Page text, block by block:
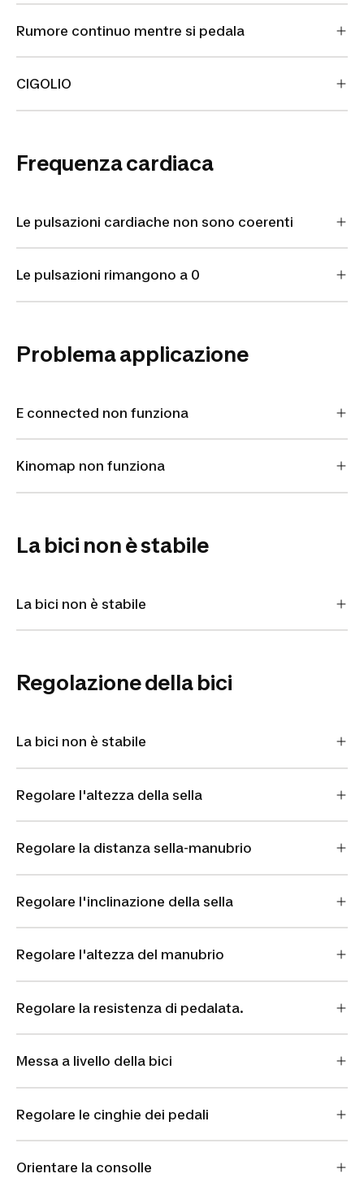
Rumore continuo mentre si pedala
CIGOLIO
Frequenza cardiaca
Le pulsazioni cardiache non sono coerenti
Le pulsazioni rimangono a 0
Problema applicazione
E connected non funziona
Kinomap non funziona
La bici non è stabile
La bici non è stabile
Regolazione della bici
La bici non è stabile
Regolare l'altezza della sella
Regolare la distanza sella-manubrio
Regolare l'inclinazione della sella
Regolare l'altezza del manubrio
Regolare la resistenza di pedalata.
Messa a livello della bici
Regolare le cinghie dei pedali
Orientare la consolle